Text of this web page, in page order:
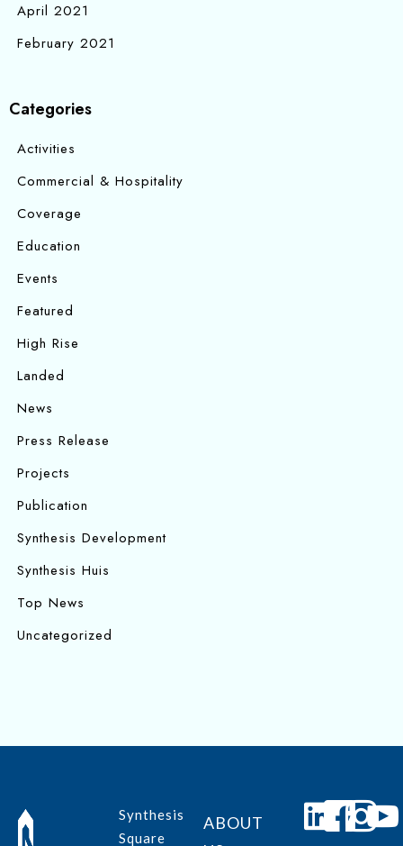
April 2021
February 2021
Categories
Activities
Commercial & Hospitality
Coverage
Education
Events
Featured
High Rise
Landed
News
Press Release
Projects
Publication
Synthesis Development
Synthesis Huis
Top News
Uncategorized
Synthesis
Square
ABOUT